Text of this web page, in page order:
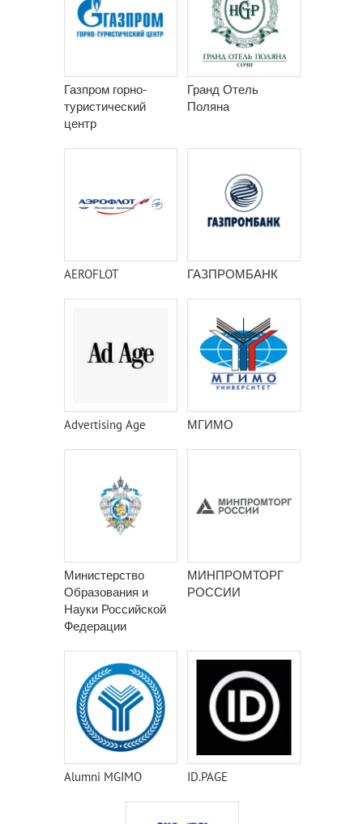
Газпром горно-
туристический
центр
Гранд Отель
Поляна
AEROFLOT ГАЗПРОМБАНК
Advertising Age МГИМО
Министерство
Образования и
Науки Российской
Федерации
МИНПРОМТОРГ
РОССИИ
Alumni MGIMO ID.PAGE